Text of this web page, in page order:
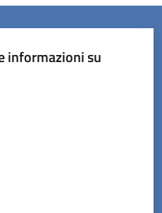
informazioni su